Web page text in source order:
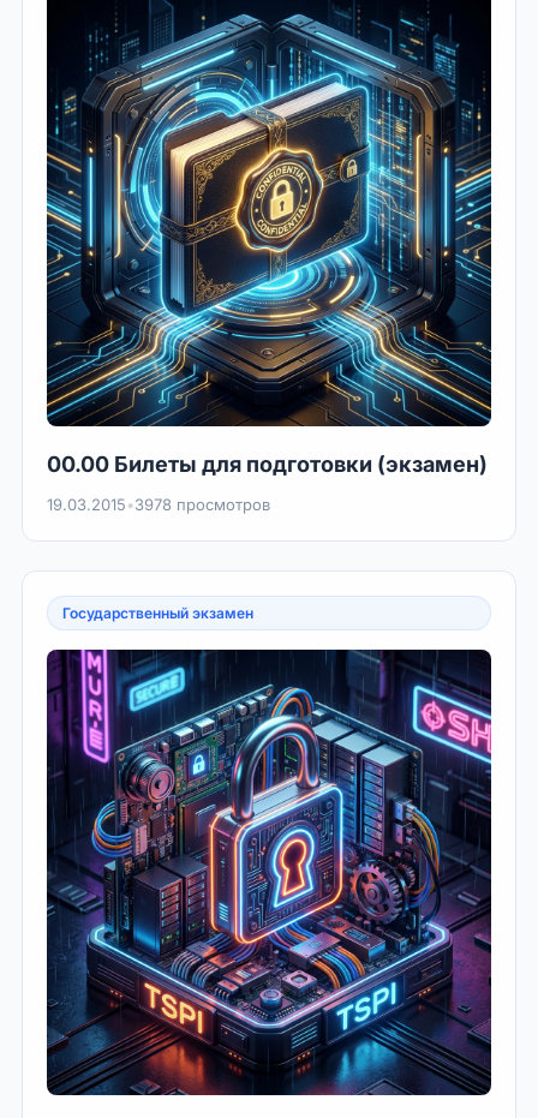
00.00 Билеты для подготовки (экзамен)
19.03.2015•3978 просмотров
Государственный экзамен